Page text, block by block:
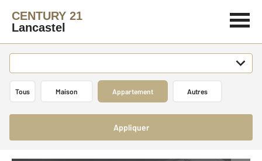
CENTURY 21
Lancastel
Tous Maison Appartement Autres
Appliquer